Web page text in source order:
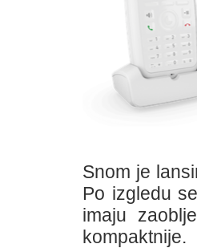
Snom je
Po izgledu
imaju
kompaktnije.